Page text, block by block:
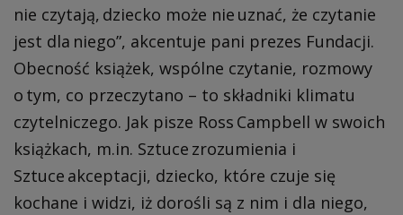
nie czytają, dziecko może nie uznać, że czytanie
jest dla niego”, akcentuje pani prezes Fundacji.
Obecność książek, wspólne czytanie, rozmowy
o tym, co przeczytano – to składniki klimatu
czytelniczego. Jak pisze Ross Campbell w swoich
książkach, m.in. Sztuce zrozumienia i
Sztuce akceptacji, dziecko, które czuje się
kochane i widzi, iż dorośli są z nim i dla niego,